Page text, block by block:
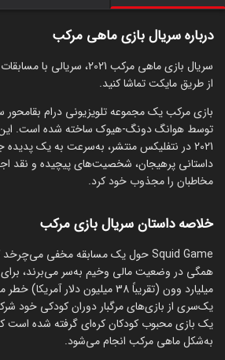
درباره سریال بازی ماهی مرکب
سریال بازی ماهی مرکب 2021،
از طریق مایکت تماشا کنید.
بازی مرکب یک مجموعه تلویزیونی درام
2021 در نتفلیکس منتشر، به‌سرعت به یک
داستانی پرهیجان، شخصیت‌های پیچیده و نقد
مخاطبان را مجذوب خود کرد.
خلاصه داستان سریال بازی مرکب
میلیارد وون (تقریباً 38 میلیون
یک‌سری از بازی‌های مرگبار دوران کودکی خود
یک بازی محبوب کودکان کره‌ای گرفته شده است
به‌شکل ماهی مرکب انجام می‌شود.